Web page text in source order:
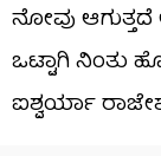
ನೋವು ಆಗುತ್ತದೆ
ಒಟ್ಟಾಗಿ ನಿಂತು
ಐಶ್ವರ್ಯಾ